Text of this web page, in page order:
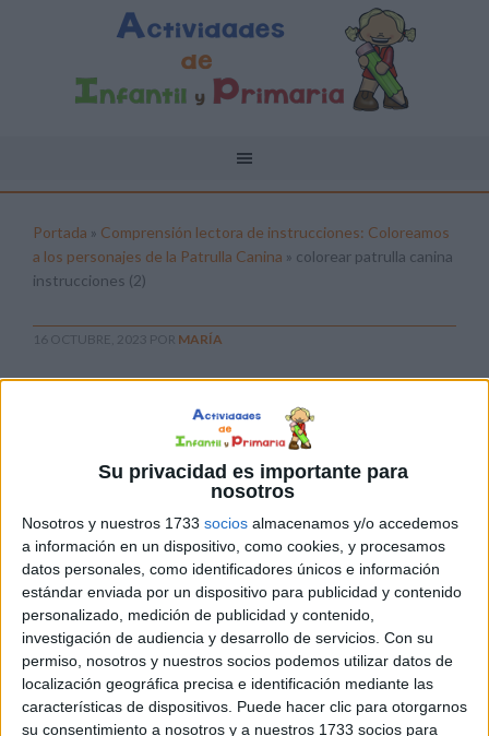
Su privacidad es importante para
nosotros
Nosotros y nuestros 1733 socios almacenamos y/o accedemos
a información en un dispositivo, como cookies, y procesamos
datos personales, como identificadores únicos e información
estándar enviada por un dispositivo para publicidad y contenido
personalizado, medición de publicidad y contenido,
investigación de audiencia y desarrollo de servicios. Con su
permiso, nosotros y nuestros socios podemos utilizar datos de
localización geográfica precisa e identificación mediante las
características de dispositivos. Puede hacer clic para otorgarnos
su consentimiento a nosotros y a nuestros 1733 socios para
Portada » Comprensión lectora de instrucciones: Coloreamos
a los personajes de la Patrulla Canina » colorear patrulla canina
instrucciones (2)
16 OCTUBRE, 2023 POR MARÍA
instrucciones (2)
Pulsa sobre el enlace para descargar el